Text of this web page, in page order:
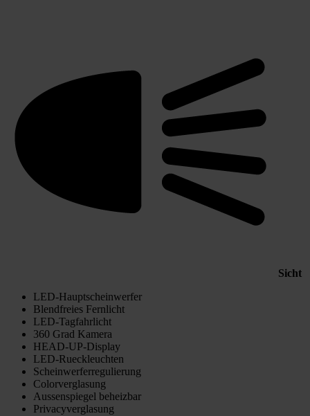
Sicht
LED-Hauptscheinwerfer
Blendfreies Fernlicht
LED-Tagfahrlicht
360 Grad Kamera
HEAD-UP-Display
LED-Rueckleuchten
Scheinwerferregulierung
Colorverglasung
Aussenspiegel beheizbar
Privacyverglasung